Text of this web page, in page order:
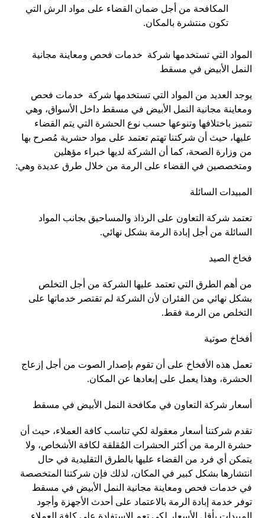
المكافحة من أجل ضمان القضاء على مواد الرش التي
تكون منتشرة بالمكان.
المواد التي تستخدمها شركة خدمات فحص ومعاينة مجانية
النمل الأبيض في مسقط
يوجد العديد من المواد التي تستخدمها شركة خدمات فحص
ومعاينة مجانية النمل الأبيض في مسقط داخل الأسواق، وهي
تتميز باختلافها وتنوعها حسب نوع الحشرة التي يتم القضاء
عليها، حيث أن شركتنا تهتم تعتمد على مواد حشرية مُصرح بها
من وزارة الصحة، كما أن الشركة لديها خبراء مؤهلين
ومتخصصين في القضاء على الرمة من خلال طرق عديدة وهي:
المبيدات السائلة
تعتمد شركة التعاون على الرذاذ والمساحيق بجانب المواد
السائلة من أجل إبادة الرمة بشكل نهائي.
فخاخ الصيد
من أهم الطرق التي تعتمد عليها الشركة من أجل التخلص
بشكل نهائي من الفئران لأن الشركة لم تقتصر خدماتها على
التخلص من الرمة فقط.
أفخاخ صوتية
تعمل هذه الأفخاخ على أن تقوم بإصدار الصوت من أجل إزعاج
الحشرة، وهذا يعمل على إبعادها عن المكان.
أسعار شركة التعاون في مكافحة النمل الأبيض في مسقط
تقدم شركتنا أسعار معقولة لكي تناسب كافة العملاء، حيث أن
حشرة الرمة من أكثر الحشرات المُقلقة لكافة الأشخاص، ولا
يتمكن أي فرد من القضاء عليها بالطرق التقليدية في حال
انتشارها بشكل كبير في المكان، لذلك فإن شركتنا المتخصصة
في خدمات فحص ومعاينة مجانية النمل الأبيض في مسقط
توفر خدمة إبادة الرمة بالاعتماد على أحدث الأجهزة وأجود
المبيدات بأقل الأسعار لكي تعم الاستفادة على كافة العملاء.